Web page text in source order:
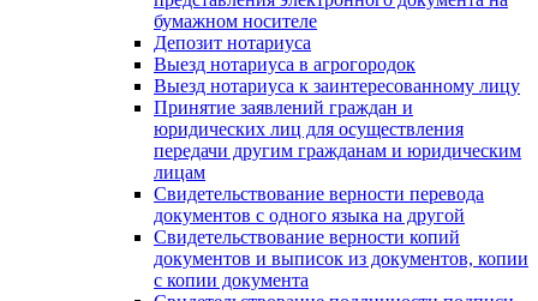
бумажном носителе
Депозит нотариуса
Выезд нотариуса в агрогородок
Выезд нотариуса к заинтересованному лицу
Принятие заявлений граждан и
юридических лиц для осуществления
передачи другим гражданам и юридическим
лицам
Свидетельствование верности перевода
документов с одного языка на другой
Свидетельствование верности копий
документов и выписок из документов, копии
с копии документа